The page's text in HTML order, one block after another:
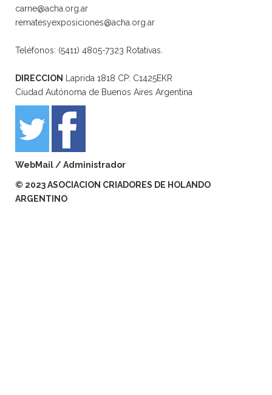
carne@acha.org.ar
rematesyexposiciones@acha.org.ar
Teléfonos: (5411) 4805-7323 Rotativas.
DIRECCION
Laprida 1818 CP: C1425EKR
Ciudad Autónoma de Buenos Aires Argentina
WebMail /Administrador
© 2023 ASOCIACION CRIADORES DE HOLANDO
ARGENTINO